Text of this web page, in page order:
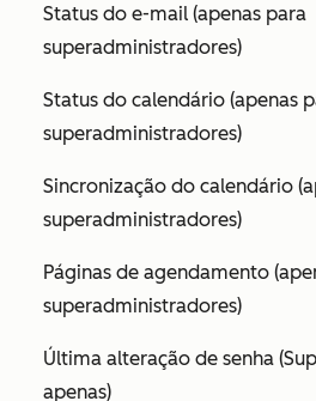
Status do e-mail (apenas para
superadministradores)
Status do calendário (apenas
superadministradores)
Sincronização do calendário
superadministradores)
Páginas de agendamento
superadministradores)
Última alteração de senha (
apenas)